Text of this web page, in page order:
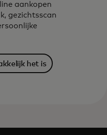
aankopen
gezichtsscan
het is